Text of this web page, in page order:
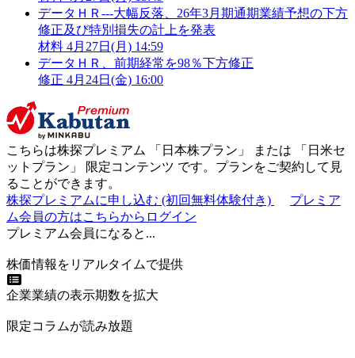
データＨＲ---大幅反落、26年3月期通期業績予想の下方
修正及び特別損失の計上を発表
材料 4月27日(月) 14:59
データＨＲ、前期経常を98％下方修正
修正 4月24日(金) 16:00
こちらは株探プレミアム 「 日本株プラン 」 または 「 日米セ
ットプラン 」 限定コンテンツ です。プランをご契約して見
ることができます。
株探プレミアムに申し込む (初回無料体験付き)
プレミア
ム会員の方はこちらからログイン
プレミアム会員になると...
株価情報をリアルタイムで提供
企業業績の表示期数を拡大
限定コラムが読み放題